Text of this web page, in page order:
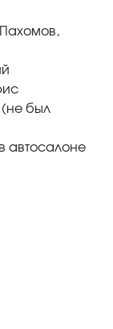
(не был
автосалоне